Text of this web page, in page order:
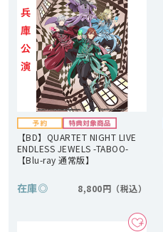
【BD】QUARTET NIGHT LIVE
ENDLESS JEWELS -TABOO-
【Blu-ray 通常版】
在庫◎ 8,800円